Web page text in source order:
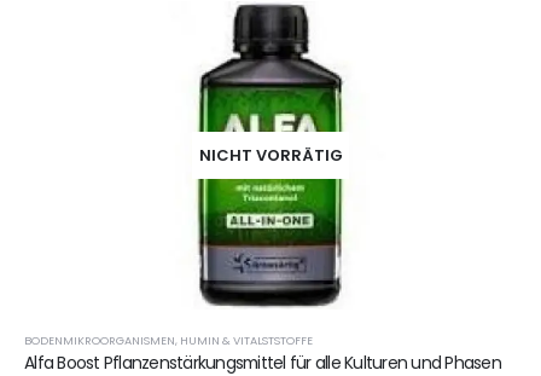
NICHT VORRÄTIG
BODENMIKROORGANISMEN, HUMIN & VITALSTSTOFFE
Alfa Boost Pflanzenstärkungsmittel für alle Kulturen und Phasen